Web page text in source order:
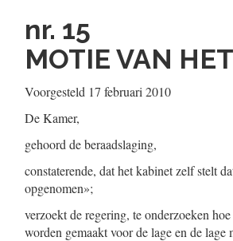
nr. 15
MOTIE VAN
Voorgesteld 17 februari 2010
De Kamer,
gehoord de beraadslaging,
constaterende, dat het kabinet zelf stelt
opgenomen»;
verzoekt de regering, te onderzoeken
worden gemaakt voor de lage en de